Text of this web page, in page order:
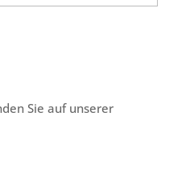
Sie auf unserer